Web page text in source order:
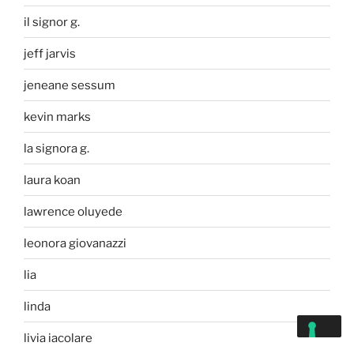
il signor g.
jeff jarvis
jeneane sessum
kevin marks
la signora g.
laura koan
lawrence oluyede
leonora giovanazzi
lia
linda
livia iacolare